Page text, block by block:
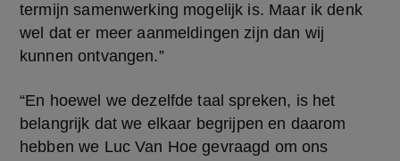
termijn samenwerking mogelijk is. Maar ik denk
wel dat er meer aanmeldingen zijn dan wij
kunnen ontvangen.”
“En hoewel we dezelfde taal spreken, is het
belangrijk dat we elkaar begrijpen en daarom
hebben we Luc Van Hoe gevraagd om ons